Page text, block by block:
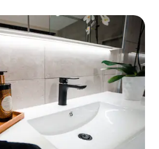
です。